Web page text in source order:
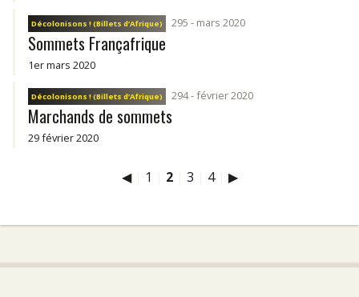
Décolonisons ! (Billets d’Afrique) 295 - mars 2020
Sommets Françafrique
1er mars 2020
Décolonisons ! (Billets d’Afrique) 294 - février 2020
Marchands de sommets
29 février 2020
◀| 1 2| 3 4| ▶